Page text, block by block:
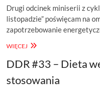
Drugi odcinek miniserii z
listopadzie” poświęcam na
zapotrzebowanie
WIĘCEJDDR
–
ZAPOTRZEBOWANIE
DDR #33 – Dieta
stosowania